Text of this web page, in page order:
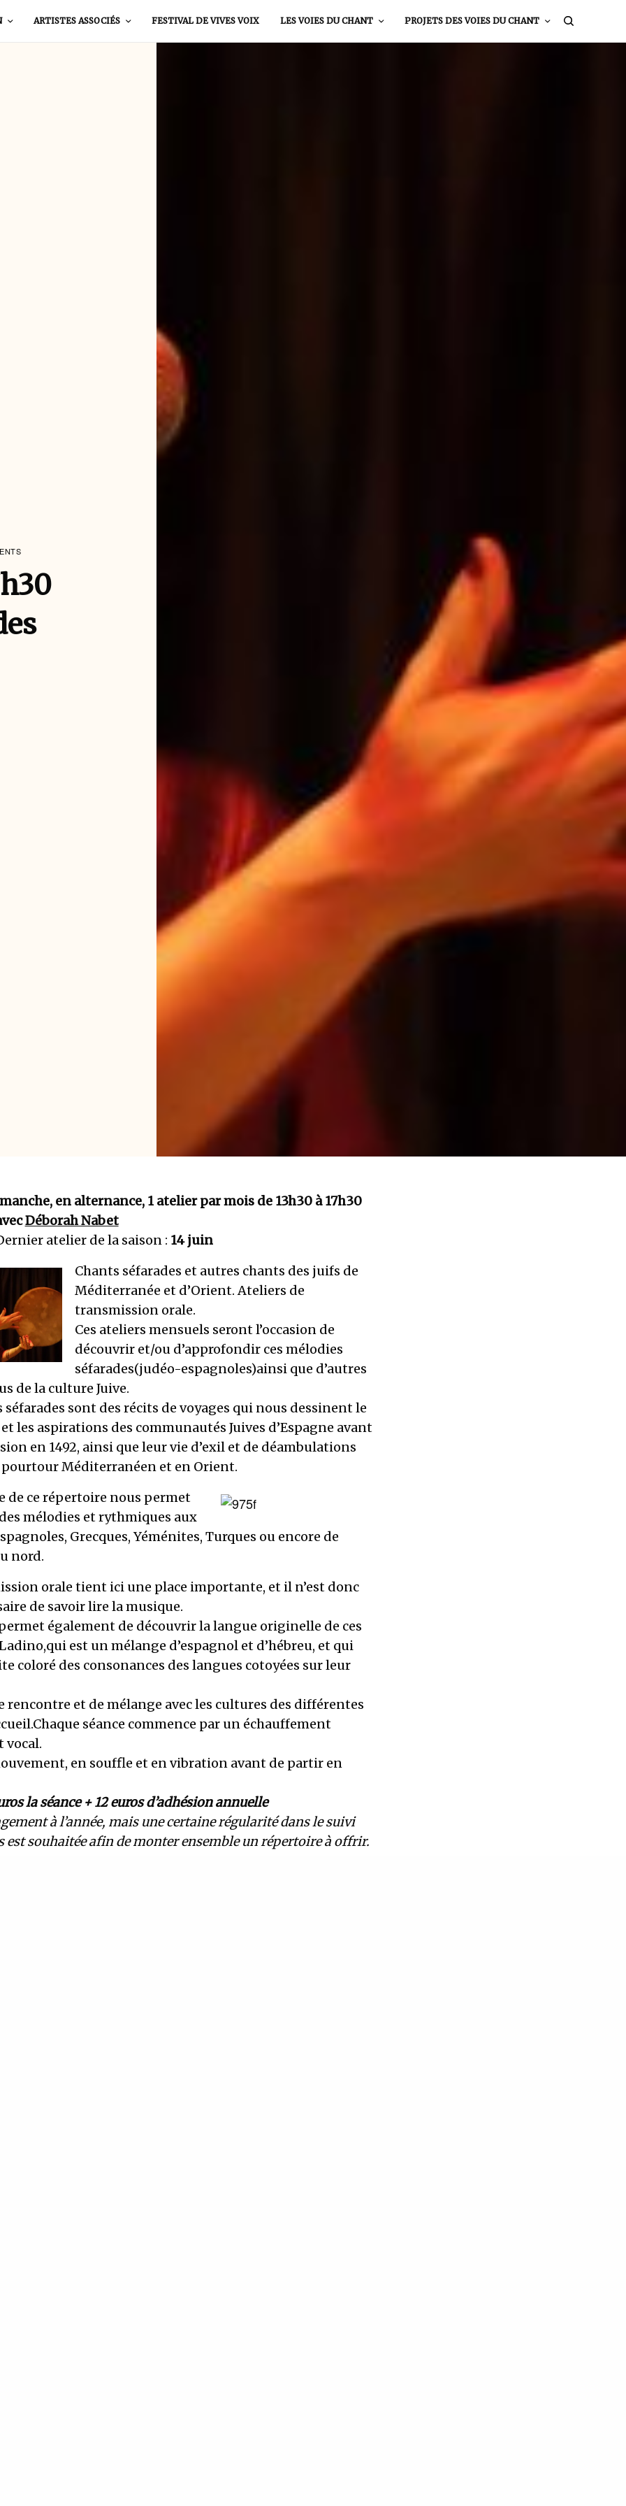
ARTISTES ASSOCIÉS FESTIVAL DE VIVES VOIX LES VOIES DU CHANT PROJETS DES VOIES DU CHANT
en alternance, 1 atelier par mois de 13h30 à 17h30
Déborah Nabet
atelier de la saison : 14 juin
Chants séfarades et autres chants des juifs de
Méditerranée et d’Orient. Ateliers de
transmission orale.
Ces ateliers mensuels seront l’occasion de
découvrir et/ou d’approfondir ces mélodies
séfarades(judéo-espagnoles)ainsi que d’autres
de la culture Juive.
séfarades sont des récits de voyages qui nous dessinent le
les aspirations des communautés Juives d’Espagne avant
en 1492, ainsi que leur vie d’exil et de déambulations
Méditerranéen et en Orient.
de ce répertoire nous permet
mélodies et rythmiques aux
Grecques, Yéménites, Turques ou encore de
nord.
orale tient ici une place importante, et il n’est donc
de savoir lire la musique.
également de découvrir la langue originelle de ces
est un mélange d’espagnol et d’hébreu, et qui
coloré des consonances des langues cotoyées sur leur
rencontre et de mélange avec les cultures des différentes
séance commence par un échauffement
vocal.
en souffle et en vibration avant de partir en
la séance + 12 euros d’adhésion annuelle
à l’année, mais une certaine régularité dans le suivi
est souhaitée afin de monter ensemble un répertoire à offrir.